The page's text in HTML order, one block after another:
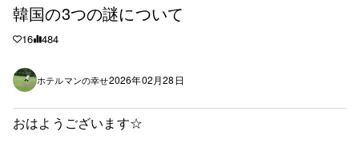
韓国の3つの謎について
16 484
ホテルマンの幸せ2026年02月28日
おはようございます☆